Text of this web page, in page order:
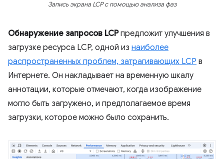
Запись экрана LCP с помощью анализа фаз
Обнаружение запросов LCPпредложит улучшения в
загрузке ресурса LCP, одной из наиболее
распространенных проблем, затрагивающих LCP в
Интернете. Он накладывает на временную шкалу
аннотации, которые отмечают, когда изображение
могло быть загружено, и предполагаемое время
загрузки, которое можно было сохранить.